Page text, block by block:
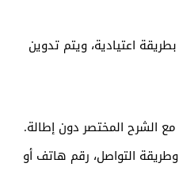
اعتيادية، ويتم تدوين
الشرح المختصر دون إطالة.
التواصل، رقم هاتف أو